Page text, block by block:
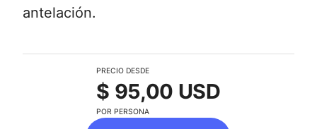
antelación.
PRECIO DESDE
$ 95,00 USD
POR PERSONA